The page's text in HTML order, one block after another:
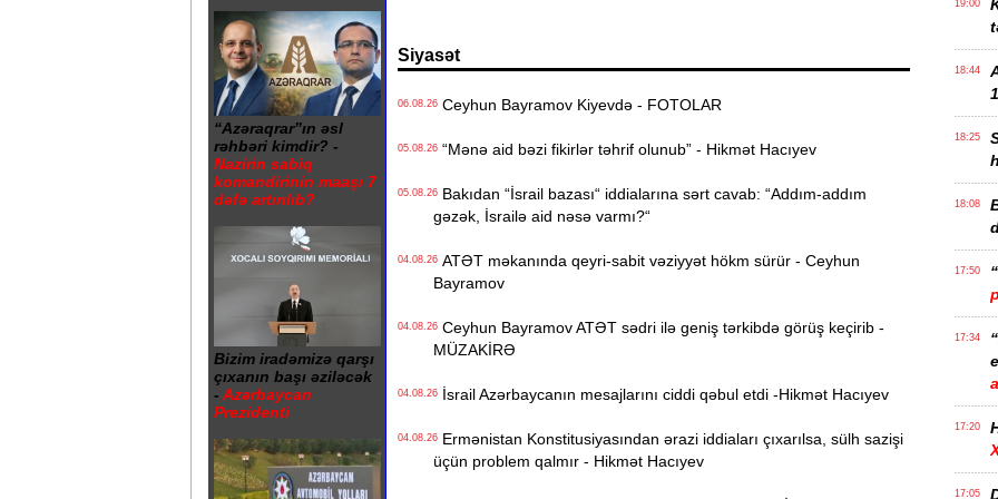
“Azəraqrar”ın əsl
rəhbəri kimdir? -
Nazirin sabiq
komandirinin maaşı 7
dəfə artırılıb?
Bizim iradəmizə qarşı
çıxanın başı əziləcək
- Azərbaycan
Prezidenti
Siyasət
06.08.26Ceyhun Bayramov Kiyevdə - FOTOLAR
05.08.26“Mənə aid bəzi fikirlər təhrif olunub” - Hikmət Hacıyev
05.08.26Bakıdan “İsrail bazası“ iddialarına sərt cavab: “Addım-addım
gəzək, İsrailə aid nəsə varmı?“
04.08.26ATƏT məkanında qeyri-sabit vəziyyət hökm sürür - Ceyhun
Bayramov
04.08.26Ceyhun Bayramov ATƏT sədri ilə geniş tərkibdə görüş keçirib -
MÜZAKİRƏ
04.08.26İsrail Azərbaycanın mesajlarını ciddi qəbul etdi -Hikmət Hacıyev
04.08.26Ermənistan Konstitusiyasından ərazi iddiaları çıxarılsa, sülh sazişi
üçün problem qalmır - Hikmət Hacıyev
19:00
18:44
18:25
18:08
17:50
17:34
17:20
17:05